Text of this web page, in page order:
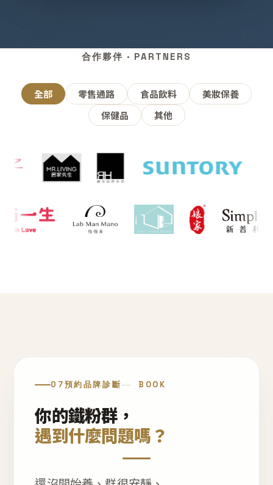
合作夥伴 · PARTNERS
全部 零售通路 食品飲料
美妝保養
保健品
其他
07預約品牌診斷 BOOK
你的鐵粉群，
遇到什麼問題嗎？